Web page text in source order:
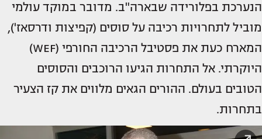
הנערכת בפלורידה שבארה"ב. מדובר במוקד עולמי
מוביל לתחרויות רכיבה על סוסים (קפיצות ודרסאז'),
המארח כעת את פסטיבל הרכיבה החורפי (WEF)
היוקרתי. אל התחרות הגיעו הרוכבים והסוסים
הטובים בעולם. ההורים הגאים מלווים את קז הצעיר
בתחרות.